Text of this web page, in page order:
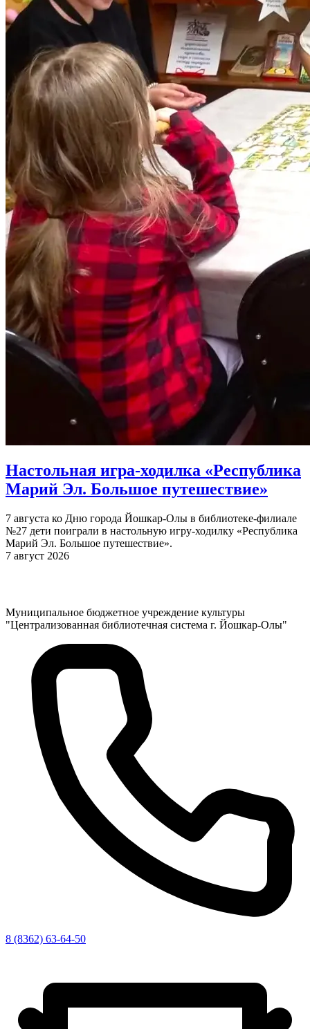
Настольная игра-ходилка «Республика
Марий Эл. Большое путешествие»
7 августа ко Дню города Йошкар-Олы в библиотеке-филиале
№27 дети поиграли в настольную игру-ходилку «Республика
Марий Эл. Большое путешествие».
7 август 2026
Муниципальное бюджетное учреждение культуры
"Централизованная библиотечная система г. Йошкар-Олы"
8 (8362) 63-64-50